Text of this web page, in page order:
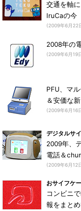
交通を軸
IruCaの今
(2009年6月22
2008年の
(2009年6月19
PFU、マ
＆安価な
(2009年6月16
デジタルサ
2009年、
電話＆
(2009年6月12
おサイフケ
コンビニ
報をまと